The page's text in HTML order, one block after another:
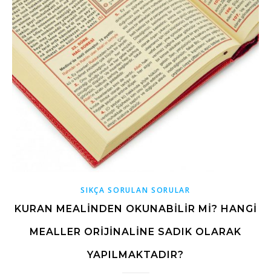
SIKÇA SORULAN SORULAR
KURAN MEALINDEN OKUNABILIR MI? HANGI
MEALLER ORIJINALINE SADIK OLARAK
YAPILMAKTADIR?